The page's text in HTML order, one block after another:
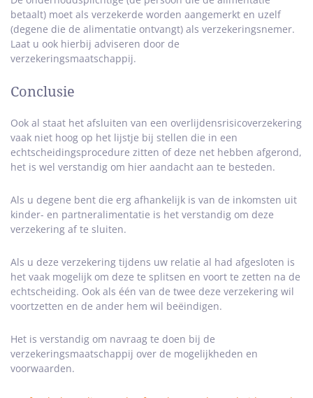
betaalt) moet als verzekerde worden aangemerkt en uzelf
(degene die de alimentatie ontvangt) als verzekeringsnemer.
Laat u ook hierbij adviseren door de
verzekeringsmaatschappij.
Conclusie
Ook al staat het afsluiten van een overlijdensrisicoverzekering
vaak niet hoog op het lijstje bij stellen die in een
echtscheidingsprocedure zitten of deze net hebben afgerond,
het is wel verstandig om hier aandacht aan te besteden.
Als u degene bent die erg afhankelijk is van de inkomsten uit
kinder- en partneralimentatie is het verstandig om deze
verzekering af te sluiten.
Als u deze verzekering tijdens uw relatie al had afgesloten is
het vaak mogelijk om deze te splitsen en voort te zetten na de
echtscheiding. Ook als één van de twee deze verzekering wil
voortzetten en de ander hem wil beëindigen.
Het is verstandig om navraag te doen bij de
verzekeringsmaatschappij over de mogelijkheden en
voorwaarden.